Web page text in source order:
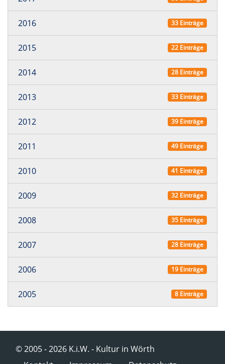
2016 33 Einträge
2015 22 Einträge
2014 28 Einträge
2013 33 Einträge
2012 39 Einträge
2011 49 Einträge
2010 41 Einträge
2009 32 Einträge
2008 35 Einträge
2007 28 Einträge
2006 19 Einträge
2005 8 Einträge
© 2005 - 2026 K.i.W. - Kultur in Wörth
Navigation überspringen